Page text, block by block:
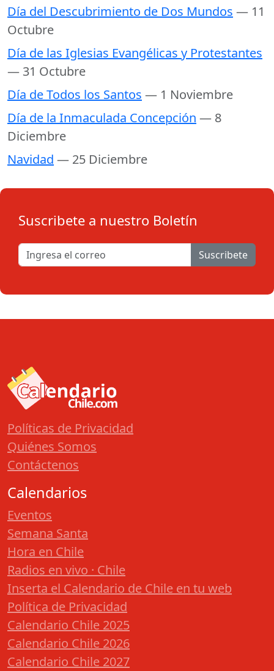
Día del Descubrimiento de Dos Mundos — 11
Octubre
Día de las Iglesias Evangélicas y Protestantes
— 31 Octubre
Día de Todos los Santos — 1 Noviembre
Día de la Inmaculada Concepción — 8
Diciembre
Navidad — 25 Diciembre
Suscribete a nuestro Boletín
Suscribete
Políticas de Privacidad
Quiénes Somos
Contáctenos
Calendarios
Eventos
Semana Santa
Hora en Chile
Radios en vivo · Chile
Inserta el Calendario de Chile en tu web
Política de Privacidad
Calendario Chile 2025
Calendario Chile 2026
Calendario Chile 2027